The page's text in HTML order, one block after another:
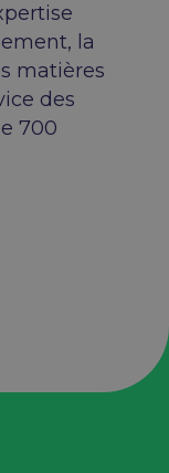
la
matières
des
700